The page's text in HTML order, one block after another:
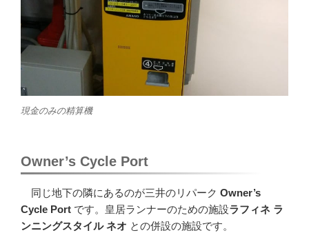
現金のみの精算機
Owner’s Cycle Port
同じ地下の隣にあるのが三井のリパーク Owner’s
Cycle Port です。皇居ランナーのための施設ラフィネ ラ
ンニングスタイル ネオ との併設の施設です。